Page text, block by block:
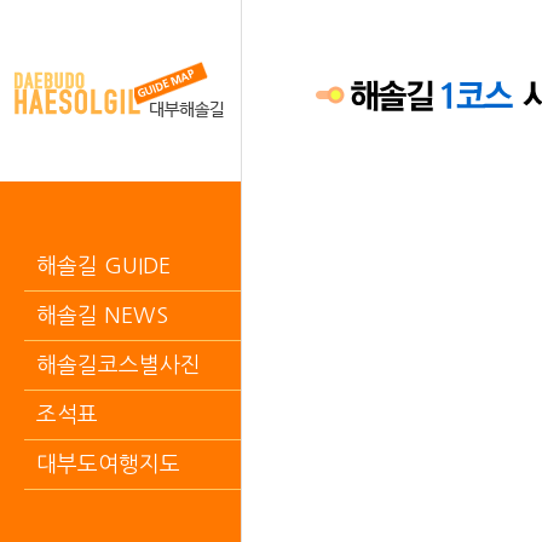
해솔길 GUIDE
해솔길 NEWS
해솔길코스별사진
조석표
대부도여행지도